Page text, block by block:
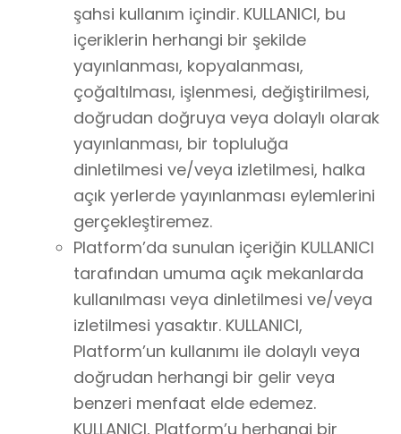
şahsi kullanım içindir. KULLANICI, bu
içeriklerin herhangi bir şekilde
yayınlanması, kopyalanması,
çoğaltılması, işlenmesi, değiştirilmesi,
doğrudan doğruya veya dolaylı olarak
yayınlanması, bir topluluğa
dinletilmesi ve/veya izletilmesi, halka
açık yerlerde yayınlanması eylemlerini
gerçekleştiremez.
Platform’da sunulan içeriğin KULLANICI
tarafından umuma açık mekanlarda
kullanılması veya dinletilmesi ve/veya
izletilmesi yasaktır. KULLANICI,
Platform’un kullanımı ile dolaylı veya
doğrudan herhangi bir gelir veya
benzeri menfaat elde edemez.
KULLANICI, Platform’u herhangi bir